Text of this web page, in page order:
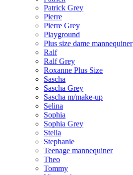
Patrick Grey
Pierre
Pierre Grey
Playground
Plus size dame mannequiner
Ralf
Ralf Grey
Roxanne Plus Size
Sascha
Sascha Grey
Sascha m/make-up
Selina
Sophia
Sophia Grey
Stella
Stephanie
Teenage mannequiner
Theo
Tommy